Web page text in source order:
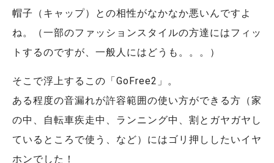
帽子（キャップ）との相性がなかなか悪いんですよ
ね。（一部のファッションスタイルの方達にはフィッ
トするのですが、一般人にはどうも。。。）
そこで浮上するこの「GoFree2」。
ある程度の音漏れが許容範囲の使い方ができる方（家
の中、自転車疾走中、ランニング中、割とガヤガヤし
ているところで使う、など）にはゴリ押ししたいイヤ
ホンでした！